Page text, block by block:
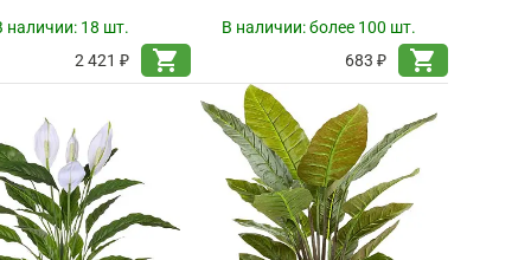
наличии: 18 шт.
2 421 ₽
shopping_cart
В наличии:более 100 шт.
683 ₽
shopping_cart